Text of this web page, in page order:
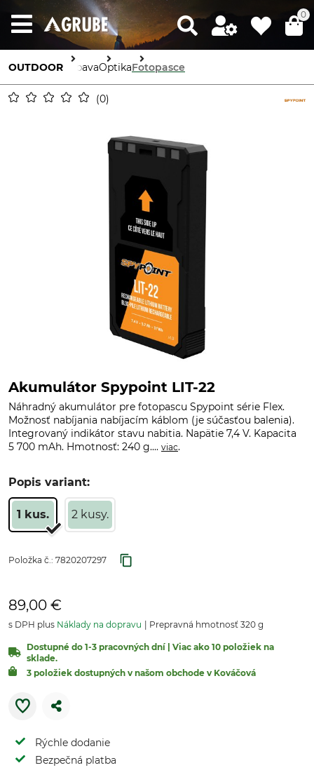
0
OUTDOOR VýbavaOptikaFotopasce
0
Akumulátor Spypoint LIT-22
Náhradný akumulátor pre fotopascu Spypoint série Flex.
Možnosť nabíjania nabíjacím káblom (je súčasťou balenia).
Integrovaný indikátor stavu nabitia. Napätie 7,4 V. Kapacita
5 700 mAh. Hmotnosť: 240 g.... viac.
Popis variant:
1 kus. 2 kusy.
Položka č.: 7820207297
89,00 €
s DPH plus Náklady na dopravu Prepravná hmotnosť 320 g
Dostupné do 1-3 pracovných dní | Viac ako 10 položiek na
sklade.
3 položiek dostupných v našom obchode v Kováčová
Rýchle dodanie
Bezpečná platba